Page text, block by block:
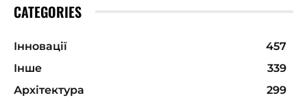
CATEGORIES
Інновації
457
Інше
339
Архітектура
299